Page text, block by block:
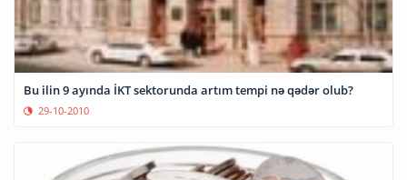
Bu ilin 9 ayında İKT sektorunda artım tempi nə qədər olub?
29-10-2010